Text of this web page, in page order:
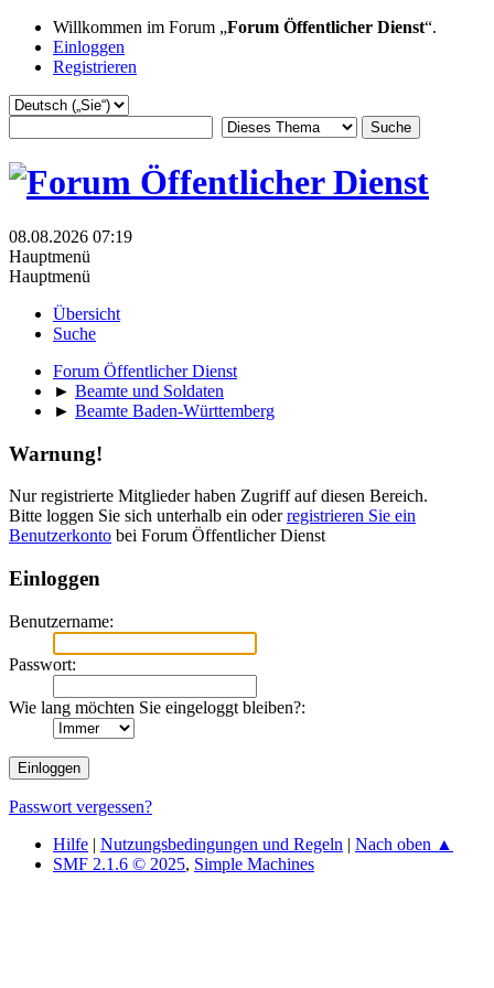
Willkommen im Forum „Forum Öffentlicher Dienst“.
Einloggen
Registrieren
08.08.2026 07:19
Hauptmenü
Hauptmenü
Übersicht
Suche
Forum Öffentlicher Dienst
► Beamte und Soldaten
► Beamte Baden-Württemberg
Warnung!
Nur registrierte Mitglieder haben Zugriff auf diesen Bereich.
Bitte loggen Sie sich unterhalb ein oderregistrieren Sie ein
Benutzerkonto bei Forum Öffentlicher Dienst
Einloggen
Benutzername:
Passwort:
Wie lang möchten Sie eingeloggt bleiben?:
Passwort vergessen?
Hilfe | Nutzungsbedingungen und Regeln | Nach oben ▲
SMF 2.1.6 © 2025, Simple Machines